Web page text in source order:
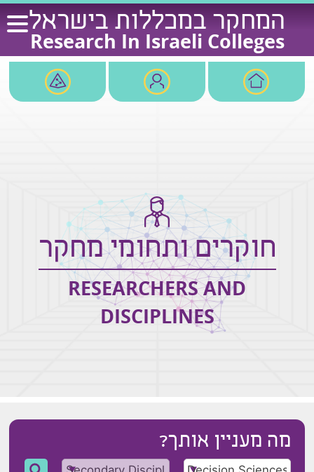
Skip
content
המחקר במכללות בישראל
Research In Israeli Colleges
חוקרים ותחומי מחקר
RESEARCHERS AND
DISCIPLINES
מה מעניין אותך?